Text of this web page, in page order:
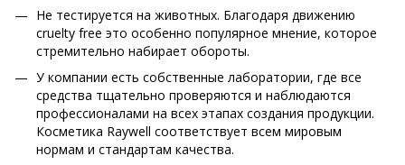
Не тестируется на животных. Благодаря движению
cruelty free это особенно популярное мнение, которое
стремительно набирает обороты.
У компании есть собственные лаборатории, где все
средства тщательно проверяются и наблюдаются
профессионалами на всех этапах создания продукции.
Косметика Raywell соответствует всем мировым
нормам и стандартам качества.